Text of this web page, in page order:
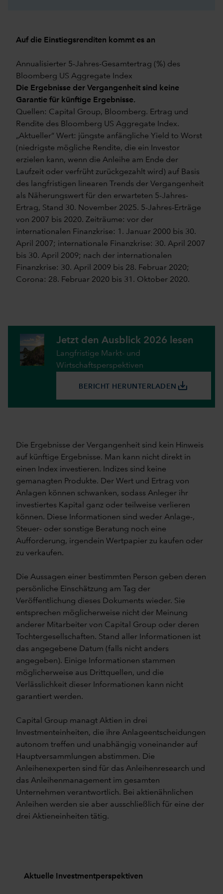
Aktuelle Investmentperspektiven
Auf die Einstiegsrenditen kommt es an
Annualisierter 5-Jahres-Gesamtertrag (%) des
Bloomberg US Aggregate Index
Die Ergebnisse der Vergangenheit sind keine
Garantie für künftige Ergebnisse.
Quellen: Capital Group, Bloomberg. Ertrag und
Rendite des Bloomberg US Aggregate Index.
„Aktueller“ Wert: jüngste anfängliche Yield to Worst
(niedrigste mögliche Rendite, die ein Investor
erzielen kann, wenn die Anleihe am Ende der
Laufzeit oder verfrüht zurückgezahlt wird) auf Basis
des langfristigen linearen Trends der Vergangenheit
als Näherungswert für den erwarteten 5-Jahres-
Ertrag, Stand 30. November 2025. 5-Jahres-Erträge
von 2007 bis 2020. Zeiträume: vor der
internationalen Finanzkrise: 1. Januar 2000 bis 30.
April 2007; internationale Finanzkrise: 30. April 2007
bis 30. April 2009; nach der internationalen
Finanzkrise: 30. April 2009 bis 28. Februar 2020;
Corona: 28. Februar 2020 bis 31. Oktober 2020.
Jetzt den Ausblick 2026 lesen
Langfristige Markt- und
Wirtschaftsperspektiven
BERICHT HERUNTERLADEN save_alt
Die Ergebnisse der Vergangenheit sind kein Hinweis
auf künftige Ergebnisse. Man kann nicht direkt in
einen Index investieren. Indizes sind keine
gemanagten Produkte. Der Wert und Ertrag von
Anlagen können schwanken, sodass Anleger ihr
investiertes Kapital ganz oder teilweise verlieren
können. Diese Informationen sind weder Anlage-,
Steuer- oder sonstige Beratung noch eine
Aufforderung, irgendein Wertpapier zu kaufen oder
zu verkaufen.
Die Aussagen einer bestimmten Person geben deren
persönliche Einschätzung am Tag der
Veröffentlichung dieses Dokuments wieder. Sie
entsprechen möglicherweise nicht der Meinung
anderer Mitarbeiter von Capital Group oder deren
Tochtergesellschaften. Stand aller Informationen ist
das angegebene Datum (falls nicht anders
angegeben). Einige Informationen stammen
möglicherweise aus Drittquellen, und die
Verlässlichkeit dieser Informationen kann nicht
garantiert werden.
Capital Group managt Aktien in drei
Investmenteinheiten, die ihre Anlageentscheidungen
autonom treffen und unabhängig voneinander auf
Hauptversammlungen abstimmen. Die
Anleihenexperten sind für das Anleihenresearch und
das Anleihenmanagement im gesamten
Unternehmen verantwortlich. Bei aktienähnlichen
Anleihen werden sie aber ausschließlich für eine der
drei Aktieneinheiten tätig.